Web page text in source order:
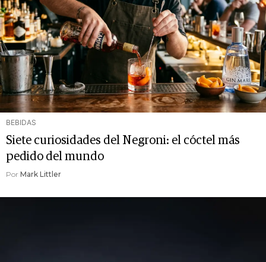
BEBIDAS
Siete curiosidades del Negroni: el cóctel más
pedido del mundo
Por Mark Littler